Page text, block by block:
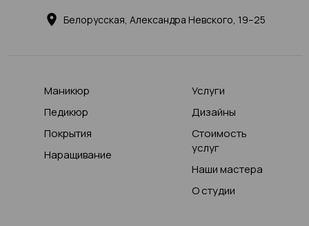
Белорусская, Александра Невского, 19–25
Маникюр
Педикюр
Покрытия
Наращивание
Услуги
Дизайны
Стоимость
услуг
Наши мастера
О студии